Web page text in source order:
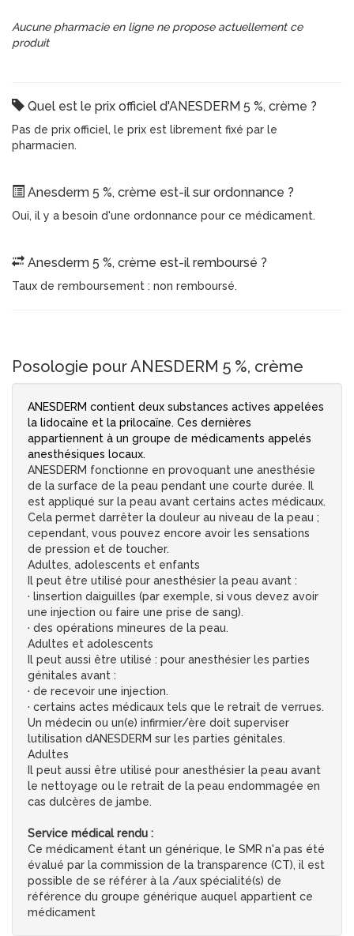
Aucune pharmacie en ligne ne propose actuellement ce
produit
Quel est le prix officiel d'ANESDERM 5 %, crème ?
Pas de prix officiel, le prix est librement fixé par le
pharmacien.
Anesderm 5 %, crème est-il sur ordonnance ?
Oui, il y a besoin d'une ordonnance pour ce médicament.
Anesderm 5 %, crème est-il remboursé ?
Taux de remboursement : non remboursé.
Posologie pour ANESDERM 5 %, crème
ANESDERM contient deux substances actives appelées
la lidocaïne et la prilocaïne. Ces dernières
appartiennent à un groupe de médicaments appelés
anesthésiques locaux.
ANESDERM fonctionne en provoquant une anesthésie
de la surface de la peau pendant une courte durée. Il
est appliqué sur la peau avant certains actes médicaux.
Cela permet darrêter la douleur au niveau de la peau ;
cependant, vous pouvez encore avoir les sensations
de pression et de toucher.
Adultes, adolescents et enfants
Il peut être utilisé pour anesthésier la peau avant :
· linsertion daiguilles (par exemple, si vous devez avoir
une injection ou faire une prise de sang).
· des opérations mineures de la peau.
Adultes et adolescents
Il peut aussi être utilisé : pour anesthésier les parties
génitales avant :
· de recevoir une injection.
· certains actes médicaux tels que le retrait de verrues.
Un médecin ou un(e) infirmier/ère doit superviser
lutilisation dANESDERM sur les parties génitales.
Adultes
Il peut aussi être utilisé pour anesthésier la peau avant
le nettoyage ou le retrait de la peau endommagée en
cas dulcères de jambe.
Service médical rendu :
Ce médicament étant un générique, le SMR n'a pas été
évalué par la commission de la transparence (CT), il est
possible de se référer à la /aux spécialité(s) de
référence du groupe générique auquel appartient ce
médicament